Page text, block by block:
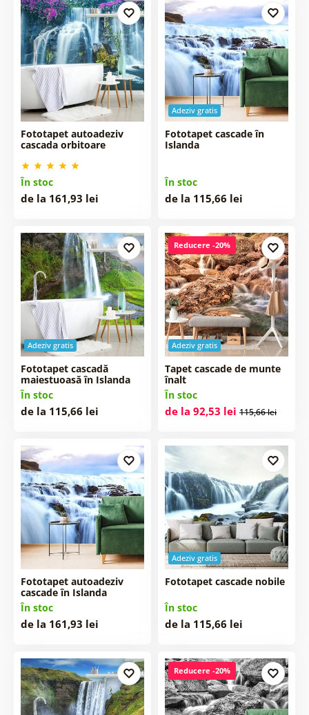
Fototapet autoadeziv
cascada orbitoare
În stoc
de la 161,93 lei
Adeziv gratis
Fototapet cascade în
Islanda
În stoc
de la 115,66 lei
Adeziv gratis
Fototapet cascadă
maiestuoasă în Islanda
În stoc
de la 115,66 lei
Adeziv gratis
Reducere -20%
Tapet cascade de munte
înalt
În stoc
de la 92,53 lei 115,66 lei
Fototapet autoadeziv
cascade în Islanda
În stoc
de la 161,93 lei
Adeziv gratis
Fototapet cascade nobile
În stoc
de la 115,66 lei
Reducere -20%